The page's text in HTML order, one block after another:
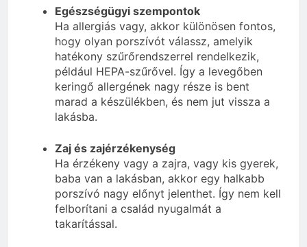
Egészségügyi szempontok
Ha allergiás vagy, akkor különösen fontos,
hogy olyan porszívót válassz, amelyik
hatékony szűrőrendszerrel rendelkezik,
például HEPA-szűrővel. Így a levegőben
keringő allergének nagy része is bent
marad a készülékben, és nem jut vissza a
lakásba.
Zaj és zajérzékenység
Ha érzékeny vagy a zajra, vagy kis gyerek,
baba van a lakásban, akkor egy halkabb
porszívó nagy előnyt jelenthet. Így nem kell
felborítani a család nyugalmát a
takarítással.